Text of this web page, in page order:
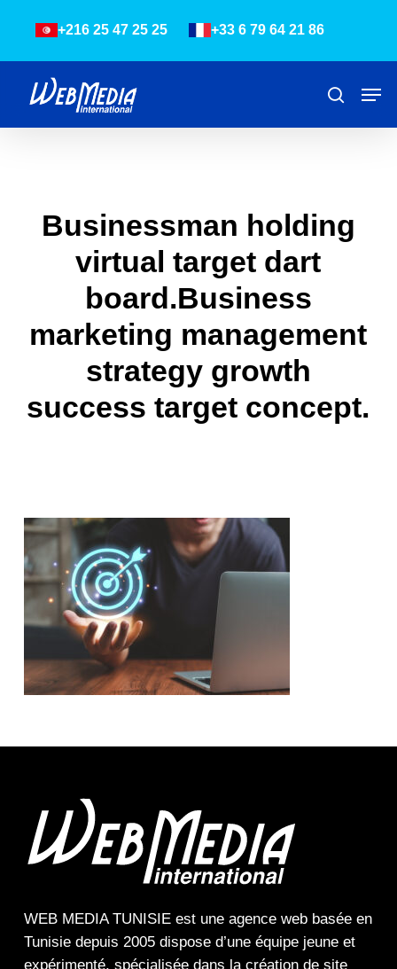
content
+216 25 47 25 25 +33 6 79 64 21 86
Businessman holding
virtual target dart
board.Business
marketing management
strategy growth
success target concept.
WEB MEDIA TUNISIEest une agence webbasée en
Tunisie depuis 2005 dispose d’une équipe jeune et
expérimenté, spécialisée dans la création de site